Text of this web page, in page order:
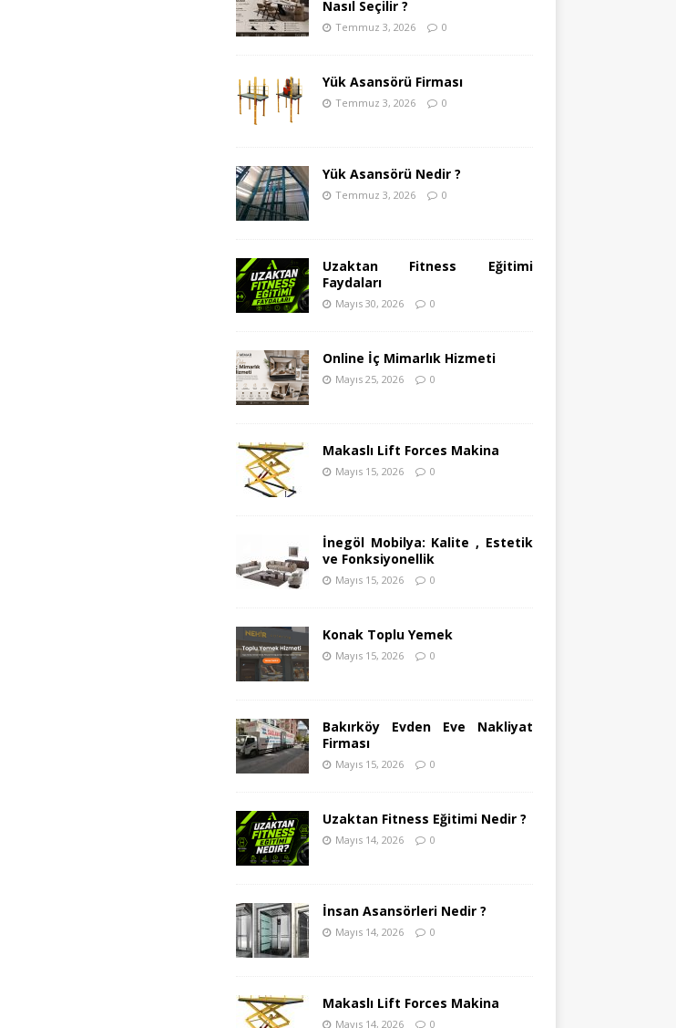
Nasıl Seçilir ?
Temmuz 3, 2026 0
Yük Asansörü Firması
Temmuz 3, 2026 0
Yük Asansörü Nedir ?
Temmuz 3, 2026 0
Uzaktan Fitness Eğitimi
Faydaları
Mayıs 30, 2026 0
Online İç Mimarlık Hizmeti
Mayıs 25, 2026 0
Makaslı Lift Forces Makina
Mayıs 15, 2026 0
İnegöl Mobilya: Kalite , Estetik
ve Fonksiyonellik
Mayıs 15, 2026 0
Konak Toplu Yemek
Mayıs 15, 2026 0
Bakırköy Evden Eve Nakliyat
Firması
Mayıs 15, 2026 0
Uzaktan Fitness Eğitimi Nedir ?
Mayıs 14, 2026 0
İnsan Asansörleri Nedir ?
Mayıs 14, 2026 0
Makaslı Lift Forces Makina
Mayıs 14, 2026 0